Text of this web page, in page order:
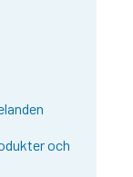
och